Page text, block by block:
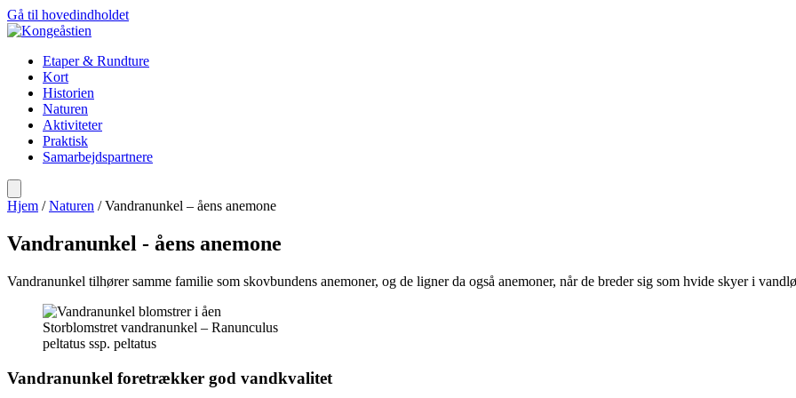
Gå til hovedindholdet
Etaper & Rundture
Kort
Historien
Naturen
Aktiviteter
Praktisk
Samarbejdspartnere
Hjem /Naturen /Vandranunkel – åens anemone
Vandranunkel - åens anemone
Vandranunkel tilhører samme familie som skovbundens anemoner, og de ligner da også anemoner, når de breder sig som hvide skyer i
Storblomstret vandranunkel – Ranunculus
peltatus ssp. peltatus
Vandranunkel foretrækker god vandkvalitet